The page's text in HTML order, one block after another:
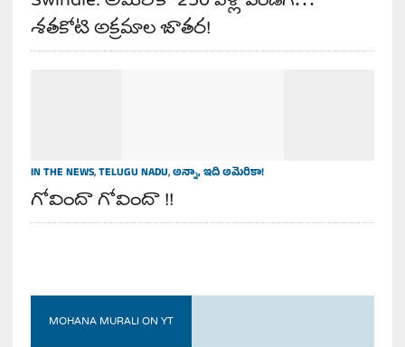
శతకోటి అక్రమాల జాతర!
IN THE NEWS,TELUGU NADU,అన్నా, ఇది అమెరికా!
గోవిందా గోవిందా !!
MOHANA MURALI ON YT